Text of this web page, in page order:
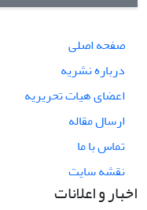
صفحه اصلی
درباره نشریه
اعضای هیات تحریریه
ارسال مقاله
تماس با ما
نقشه سایت
اخبار و اعلانات